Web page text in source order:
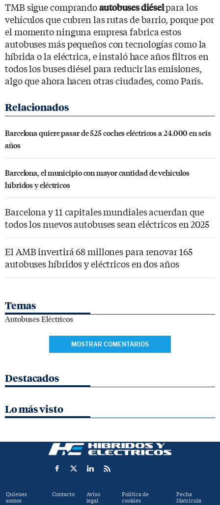
TMB sigue comprandoautobuses diéselpara los
vehículos que cubren las rutas de barrio, porque por
el momento ninguna empresa fabrica estos
autobuses más pequeños con tecnologías como la
híbrida o la eléctrica, e instaló hace años filtros en
todos los buses diésel para reducir las emisiones,
algo que ahora hacen otras ciudades, como París.
Barcelona quiere pasar de 525 coches eléctricos a 24.000 en seis
años
Barcelona, el municipio con mayor cantidad de vehículos
híbridos y eléctricos
Barcelona y 11 capitales mundiales acuerdan que
todos los nuevos autobuses sean eléctricos en 2025
El AMB invertirá 68 millones para renovar 165
autobuses híbridos y eléctricos en dos años
Temas
Autobuses Eléctricos
MOSTRAR COMENTARIOS
Destacados
Lo más visto
Quienes
somos
Contacto Aviso
legal
Política de
cookies
Fecha
Matrícula